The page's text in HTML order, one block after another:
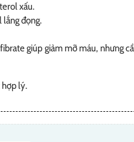
xấu.
lắng đọng.
giúp giảm mỡ máu, nhưng
hợp lý.